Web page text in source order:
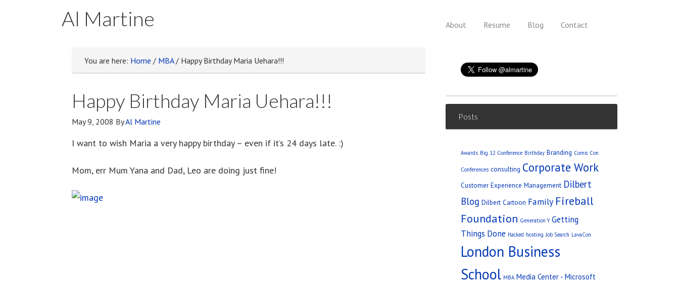
Al Martine About Resume Blog Contact
You are here: Home / MBA / Happy Birthday Maria Uehara!!!
Happy Birthday Maria Uehara!!!
May 9, 2008 ByAl Martine
I want to wish Maria a very happy birthday – even if it’s 24 days late. :)
Mom, err Mum Yana and Dad, Leo are doing just fine!
Posts
Awards Big 12 Conference Birthday Branding Comic Con
Conferences consulting Corporate Work
Customer Experience Management Dilbert
Blog Dilbert Cartoon Family Fireball
Foundation Generation Y Getting
Things Done Hacked hosting Job Search LavaCon
London Business
School MBA Media Center - Microsoft